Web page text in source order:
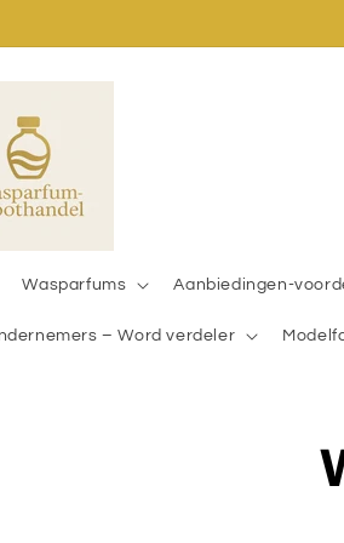
Wasparfums Aanbiedingen-
– Word verdeler